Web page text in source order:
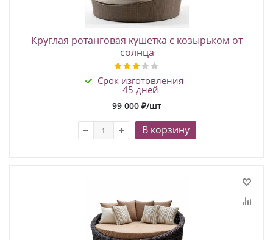
Круглая ротанговая кушетка с козырьком от
солнца
Срок изготовления
45 дней
99 000 ₽/шт
В корзину